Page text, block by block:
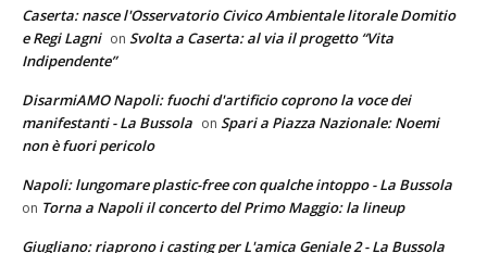
Caserta: nasce l'Osservatorio Civico Ambientale litorale Domitio
e Regi Lagni on Svolta a Caserta: al via il progetto “Vita
Indipendente”
DisarmiAMO Napoli: fuochi d'artificio coprono la voce dei
manifestanti - La Bussola on Spari a Piazza Nazionale: Noemi
non è fuori pericolo
Napoli: lungomare plastic-free con qualche intoppo - La Bussola
on Torna a Napoli il concerto del Primo Maggio: la lineup
Giugliano: riaprono i casting per L'amica Geniale 2 - La Bussola